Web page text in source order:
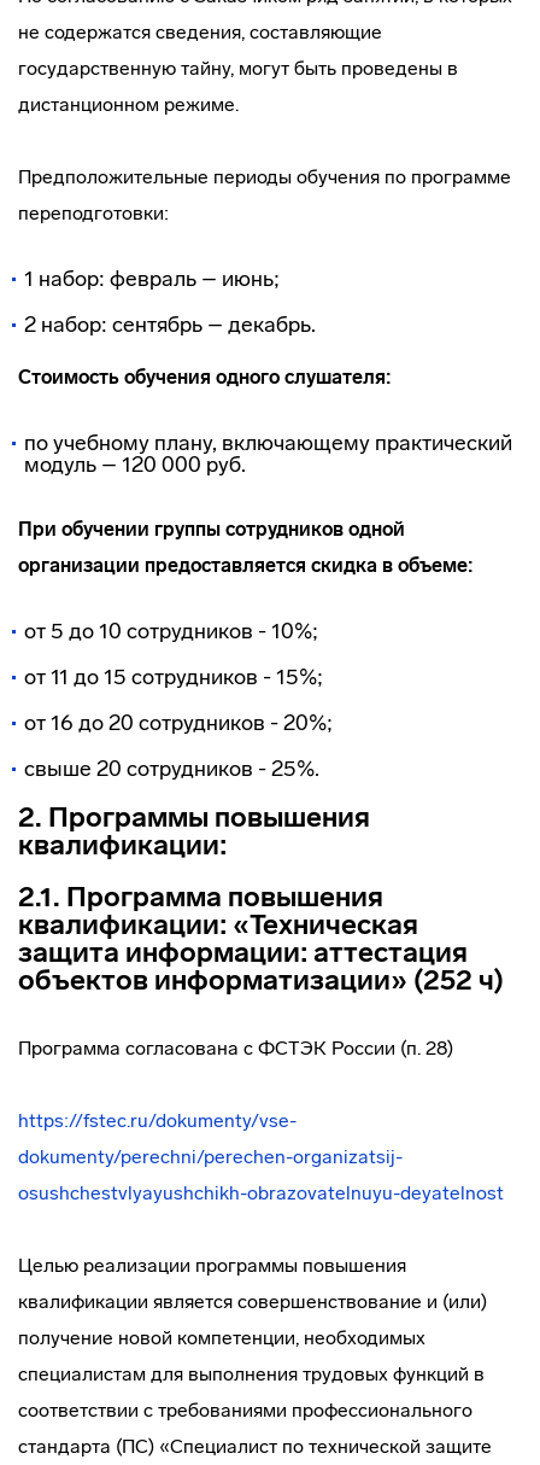
не содержатся сведения, составляющие
государственную тайну, могут быть проведены в
дистанционном режиме.
Предположительные периоды обучения по программе
переподготовки:
1 набор: февраль – июнь;
2 набор: сентябрь – декабрь.
Стоимость обучения одного слушателя:
по учебному плану, включающему практический
модуль – 120 000 руб.
При обучении группы сотрудников одной
организации предоставляется скидка в объеме:
от 5 до 10 сотрудников - 10%;
от 11 до 15 сотрудников - 15%;
от 16 до 20 сотрудников - 20%;
свыше 20 сотрудников - 25%.
2. Программы повышения
квалификации:
2.1. Программа повышения
квалификации: «Техническая
защита информации: аттестация
объектов информатизации» (252 ч)
Программа согласована с ФСТЭК России (п. 28)
https://fstec.ru/dokumenty/vse-
dokumenty/perechni/perechen-organizatsij-
osushchestvlyayushchikh-obrazovatelnuyu-deyatelnost
Целью реализации программы повышения
квалификации является совершенствование и (или)
получение новой компетенции, необходимых
специалистам для выполнения трудовых функций в
соответствии с требованиями профессионального
стандарта (ПС) «Специалист по технической защите